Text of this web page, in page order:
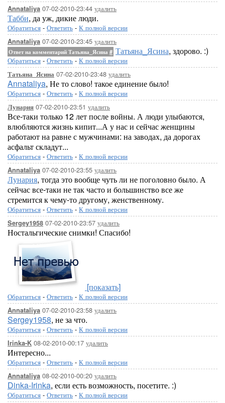
Annataliya 07-02-2010-23:44 удалить
Табби, да уж, дикие люди.
Обратиться - Ответить - К полной версии
Annataliya 07-02-2010-23:45 удалить
Ответ на комментарий Татьяна_Ясина # Татьяна_Ясина, здорово. :)
Обратиться - Ответить - К полной версии
Татьяна_Ясина 07-02-2010-23:48 удалить
Annataliya, Не то слово! такое единение было!
Обратиться - Ответить - К полной версии
Лунария 07-02-2010-23:51 удалить
Все-таки только 12 лет после войны. А люди улыбаются,
влюбляются жизнь кипит...А у нас и сейчас женщины
работают на равне с мужчинами: на заводах, да дорогах
асфальт складут...
Обратиться - Ответить - К полной версии
Annataliya 07-02-2010-23:55 удалить
Лунария, тогда это вообще чуть ли не поголовно было. А
сейчас все-таки не так часто и большинство все же
стремится к чему-то другому, женственному.
Обратиться - Ответить - К полной версии
Sergey1958 07-02-2010-23:57 удалить
Ностальгические снимки! Спасибо!
[показать]
Обратиться - Ответить - К полной версии
Annataliya 07-02-2010-23:58 удалить
Sergey1958, не за что.
Обратиться - Ответить - К полной версии
Irinka-K 08-02-2010-00:17 удалить
Интересно...
Обратиться - Ответить - К полной версии
Annataliya 08-02-2010-00:20 удалить
Dinka-Irinka, если есть возможность, посетите. :)
Обратиться - Ответить - К полной версии